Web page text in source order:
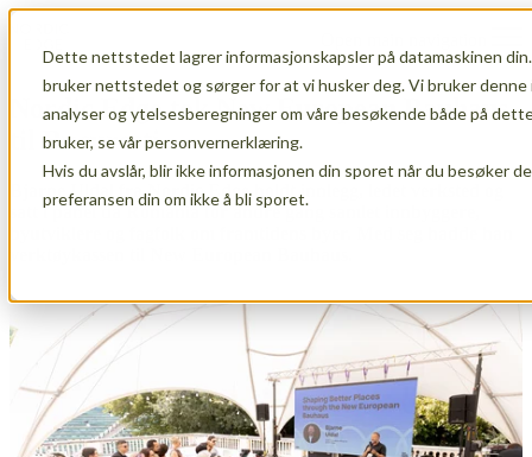
Dette nettstedet lagrer informasjonskapsler på datamaskinen
bruker nettstedet og sørger for at vi husker deg. Vi bruker
analyser og ytelsesberegninger om våre besøkende både på
bruker, se vår personvernerklæring.
Hvis du avslår, blir ikke informasjonen din sporet når du
preferansen din om ikke å bli sporet.
Nordic Edge tok New European Bauhaus
til Bucuresti
Bjarne Uldal fra Nordic Edge holdt innlegg, ledet verksted og
satt i panel da Romania for andre gang samlet innbyggere,